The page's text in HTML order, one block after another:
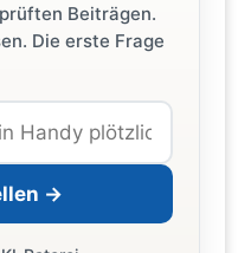
Beiträgen.
Die erste Frage
→